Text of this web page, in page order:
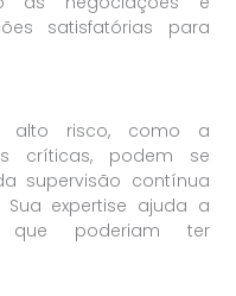
satisfatórias para
alto risco, como a
críticas, podem se
supervisão contínua
expertise ajuda a
que poderiam ter